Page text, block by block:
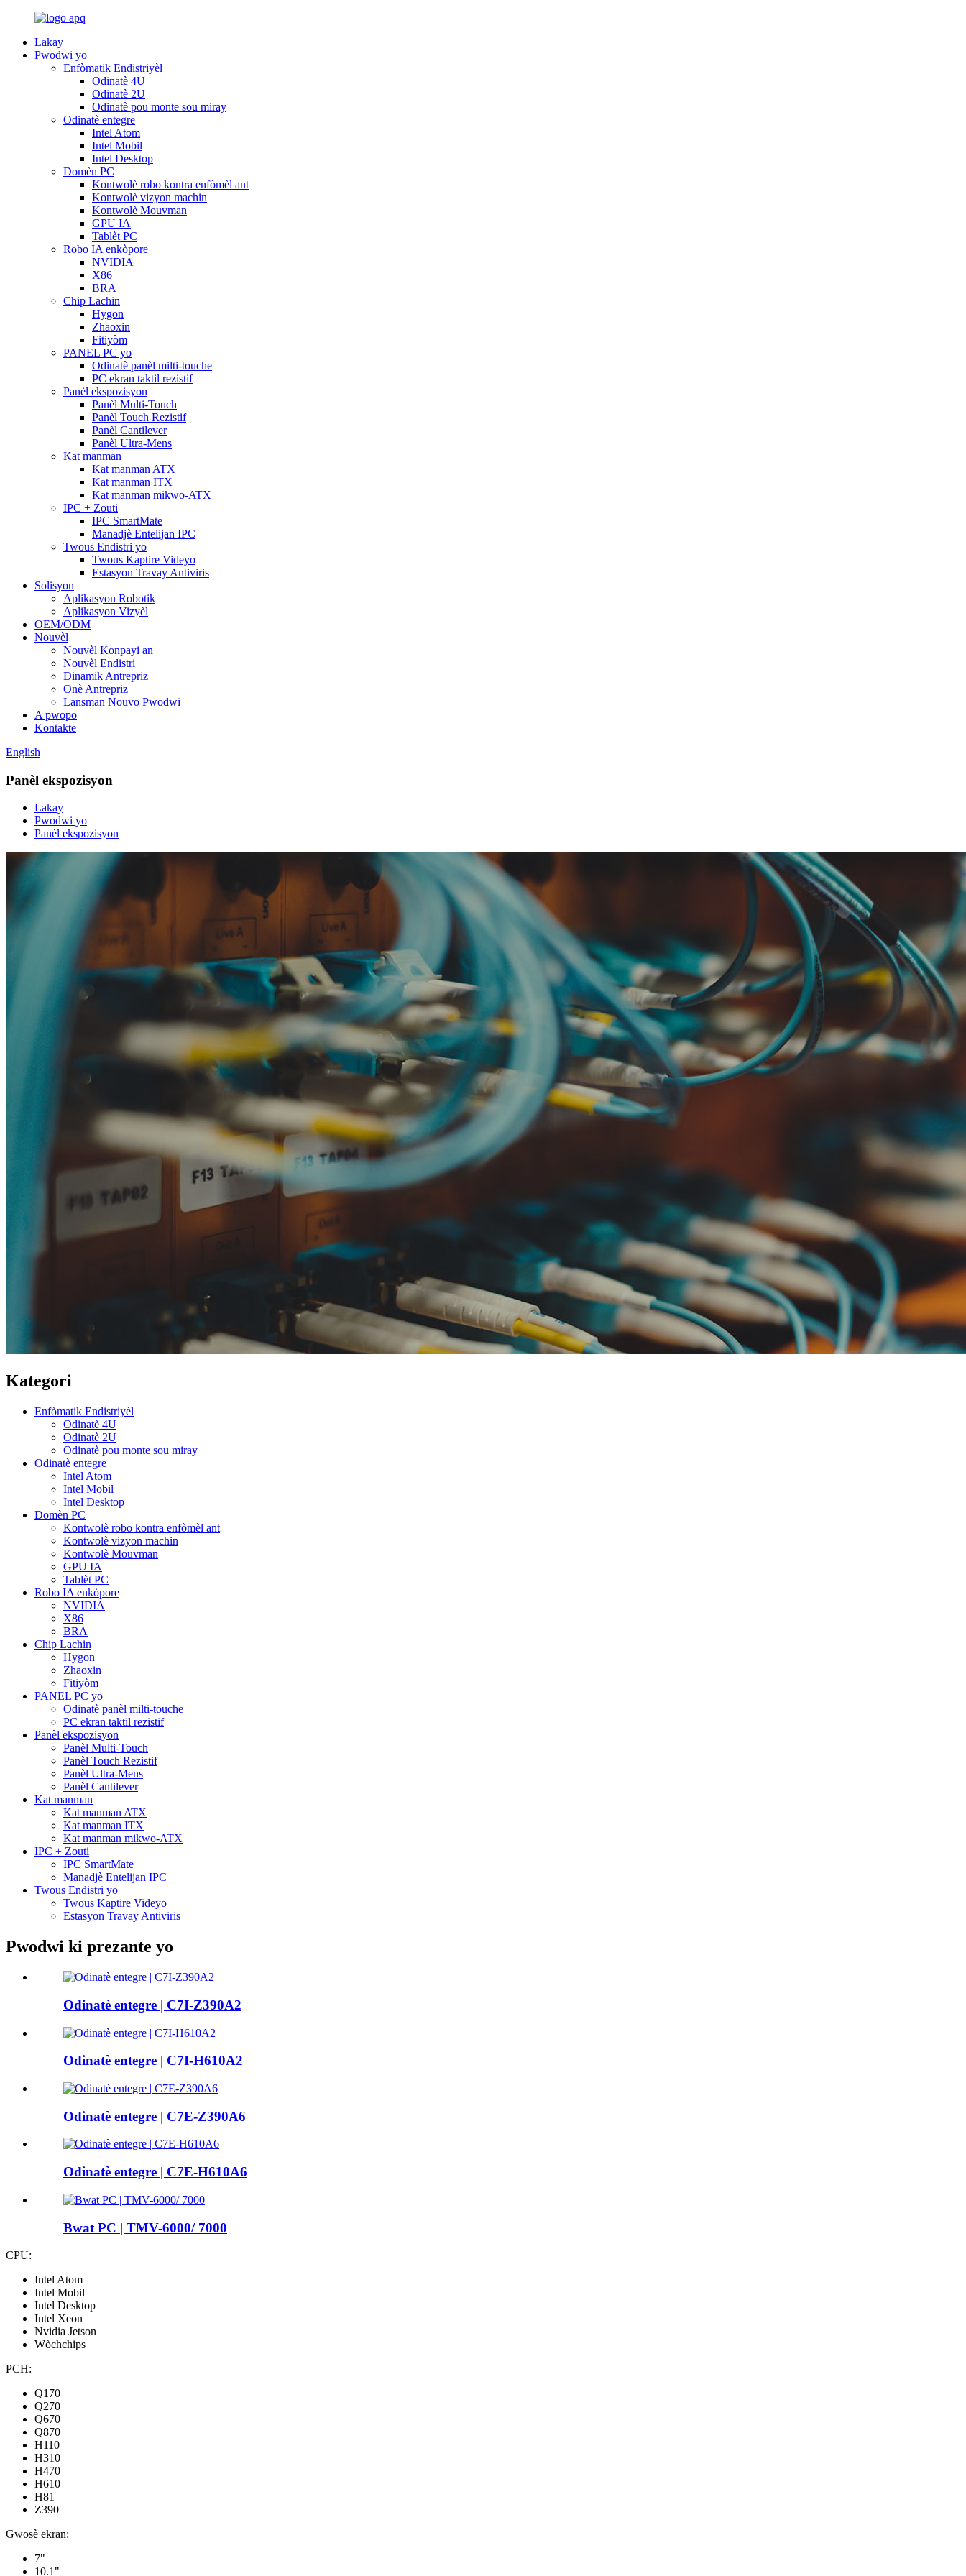
Lakay
Pwodwi yo
Enfòmatik Endistriyèl
Odinatè 4U
Odinatè 2U
Odinatè pou monte sou miray
Odinatè entegre
Intel Atom
Intel Mobil
Intel Desktop
Domèn PC
Kontwolè robo kontra enfòmèl ant
Kontwolè vizyon machin
Kontwolè Mouvman
GPU IA
Tablèt PC
Robo IA enkòpore
NVIDIA
X86
BRA
Chip Lachin
Hygon
Zhaoxin
Fitiyòm
PANEL PC yo
Odinatè panèl milti-touche
PC ekran taktil rezistif
Panèl ekspozisyon
Panèl Multi-Touch
Panèl Touch Rezistif
Panèl Cantilever
Panèl Ultra-Mens
Kat manman
Kat manman ATX
Kat manman ITX
Kat manman mikwo-ATX
IPC + Zouti
IPC SmartMate
Manadjè Entelijan IPC
Twous Endistri yo
Twous Kaptire Videyo
Estasyon Travay Antiviris
Solisyon
Aplikasyon Robotik
Aplikasyon Vizyèl
OEM/ODM
Nouvèl
Nouvèl Konpayi an
Nouvèl Endistri
Dinamik Antrepriz
Onè Antrepriz
Lansman Nouvo Pwodwi
A pwopo
Kontakte
English
Panèl ekspozisyon
Lakay
Pwodwi yo
Panèl ekspozisyon
Kategori
Enfòmatik Endistriyèl
Odinatè 4U
Odinatè 2U
Odinatè pou monte sou miray
Odinatè entegre
Intel Atom
Intel Mobil
Intel Desktop
Domèn PC
Kontwolè robo kontra enfòmèl ant
Kontwolè vizyon machin
Kontwolè Mouvman
GPU IA
Tablèt PC
Robo IA enkòpore
NVIDIA
X86
BRA
Chip Lachin
Hygon
Zhaoxin
Fitiyòm
PANEL PC yo
Odinatè panèl milti-touche
PC ekran taktil rezistif
Panèl ekspozisyon
Panèl Multi-Touch
Panèl Touch Rezistif
Panèl Ultra-Mens
Panèl Cantilever
Kat manman
Kat manman ATX
Kat manman ITX
Kat manman mikwo-ATX
IPC + Zouti
IPC SmartMate
Manadjè Entelijan IPC
Twous Endistri yo
Twous Kaptire Videyo
Estasyon Travay Antiviris
Pwodwi ki prezante yo
Odinatè entegre | C7I-Z390A2
Odinatè entegre | C7I-H610A2
Odinatè entegre | C7E-Z390A6
Odinatè entegre | C7E-H610A6
Bwat PC | TMV-6000/ 7000
CPU:
Intel Atom
Intel Mobil
Intel Desktop
Intel Xeon
Nvidia Jetson
Wòchchips
PCH:
Q170
Q270
Q670
Q870
H110
H310
H470
H610
H81
Z390
Gwosè ekran:
7"
10.1"